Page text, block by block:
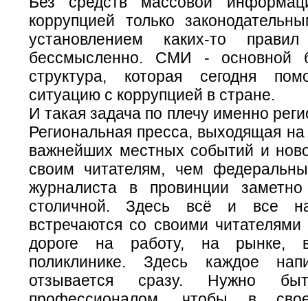
коррупцией только
установлением каких-то
бессмысленно. СМИ - основной
структура, которая сегодня
ситуацию с коррупцией в стране.
И такая задача по плечу именно
Региональная пресса, выходящая
важнейших местных событий и
своим читателям, чем
журналиста в провинции заметно
столичной. Здесь всё и все
встречаются со своими
дороге на работу, на рынке,
поликлинике. Здесь каждое
отзывается сразу. Нужно